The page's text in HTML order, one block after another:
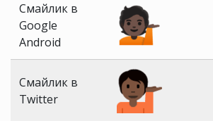
Смайлик в
Google
Android
Смайлик в
Twitter